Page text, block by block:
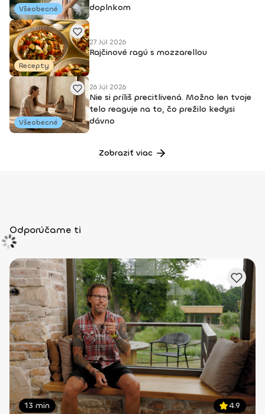
Všeobecné
doplnkom
Recepty
27 Júl 2026
Rajčinové ragú s mozzarellou
Všeobecné
26 Júl 2026
Nie si príliš precitlivená. Možno len tvoje
telo reaguje na to, čo prežilo kedysi
dávno
Zobraziť viac
Odporúčame ti
13 min 4.9